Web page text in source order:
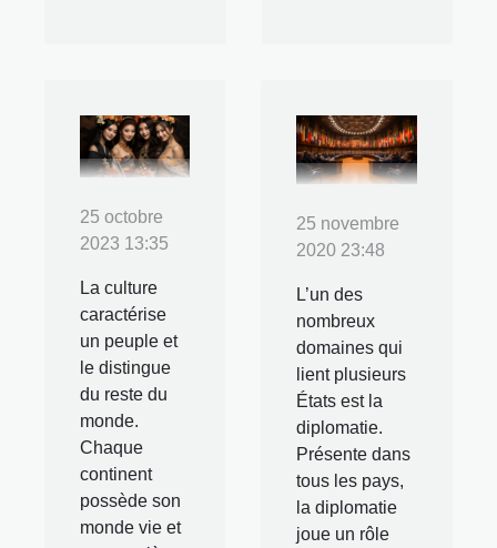
25 octobre
2023 13:35
La culture
caractérise
un peuple et
le distingue
du reste du
monde.
Chaque
continent
possède son
monde vie et
25 novembre
2020 23:48
L’un des
nombreux
domaines qui
lient plusieurs
États est la
diplomatie.
Présente dans
tous les pays,
la diplomatie
joue un rôle